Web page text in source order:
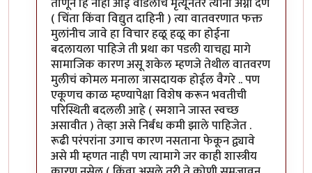
( चिंता किंवा विद्युत दाहिनी ) त्या वातवरणात फक्त
मुलांनीच जावे हा विचार हळू हळू का होईना
बदलायला पाहिजे ती प्रथा का पडली याचह्य मागे
सामाजिक कारण असू शकेल म्हणजे तेथील वातवरण
मुलीचं कोमल मनाला त्रासदायक होईल वैगरे .. पण
एकूणच काळ म्हण्यापेक्षा विशेष करून भवतीची
परिस्थिती बदलली आहे ( स्मशाने जास्त स्वच्छ
असावीत ) तेव्हा असे निर्बंध कमी झाले पाहिजेत .
रूढी परंपरांना उगाच कारण नसताना फेकून द्व्यावे
असे मी म्हणत नाही पण त्यामागे जर काही शास्त्रीय